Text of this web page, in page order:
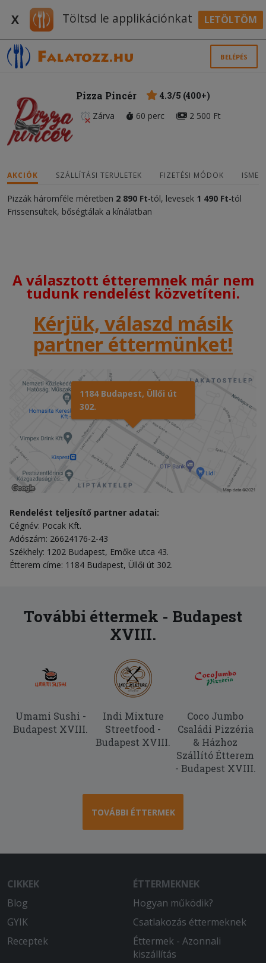
X Töltsd le applikációnkat LETÖLTÖM
BELÉPÉS
Pizza Pincér
4.3/5 (400+)
Zárva
60 perc 2 500 Ft
AKCIÓK SZÁLLÍTÁSI TERÜLETEK FIZETÉSI MÓDOK
Pizzák háromféle méretben 2 890 Ft-tól, levesek 1 490 Ft-tól
Frissensültek, bőségtálak a kínálatban
A választott étteremnek már nem
tudunk rendelést közvetíteni.
Kérjük, válaszd másik
partner éttermünket!
1184 Budapest, Üllői út
302.
Rendelést teljesítő partner adatai:
Cégnév: Pocak Kft.
Adószám: 26624176-2-43
Székhely: 1202 Budapest, Emőke utca 43.
Étterem címe: 1184 Budapest, Üllői út 302.
További éttermek - Budapest
XVIII.
Umami Sushi -
Budapest XVIII.
Indi Mixture
Streetfood -
Budapest XVIII.
Coco Jumbo
Családi Pizzéria
& Házhoz
Szállító Étterem
- Budapest XVIII.
TOVÁBBI ÉTTERMEK
CIKKEK
Blog
GYIK
Receptek
ÉTTERMEKNEK
Hogyan működik?
Csatlakozás éttermeknek
Éttermek - Azonnali
kiszállítás